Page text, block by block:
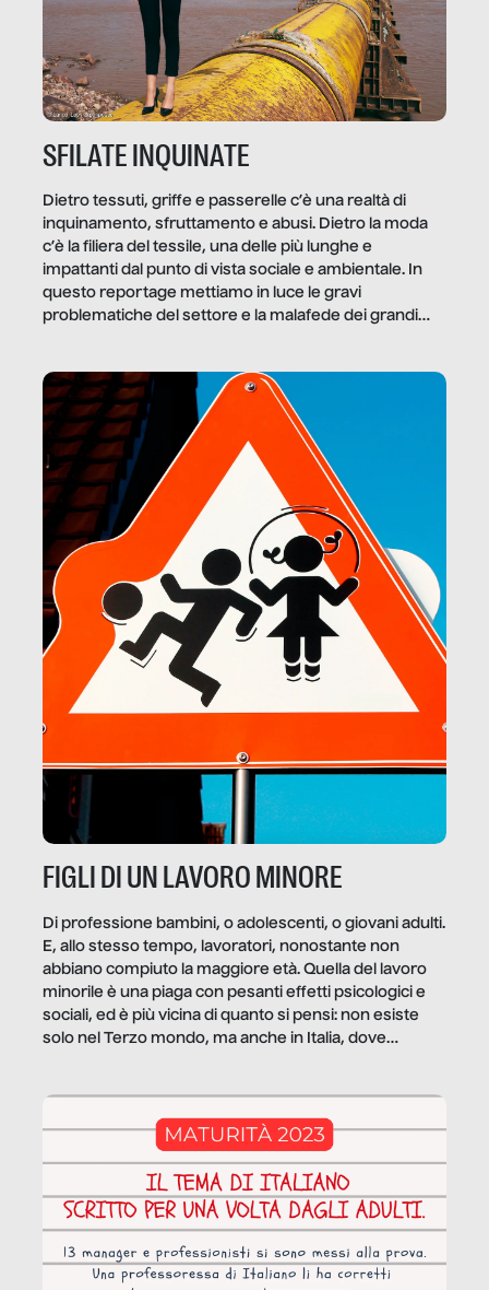
SFILATE INQUINATE
Dietro tessuti, griffe e passerelle c’è una realtà di
inquinamento, sfruttamento e abusi. Dietro la moda
c’è la filiera del tessile, una delle più lunghe e
impattanti dal punto di vista sociale e ambientale. In
questo reportage mettiamo in luce le gravi
problematiche del settore e la malafede dei grandi
FIGLI DI UN LAVORO MINORE
Di professione bambini, o adolescenti, o giovani adulti.
E, allo stesso tempo, lavoratori, nonostante non
abbiano compiuto la maggiore età. Quella del lavoro
minorile è una piaga con pesanti effetti psicologici e
sociali, ed è più vicina di quanto si pensi: non esiste
solo nel Terzo mondo, ma anche in Italia, dove